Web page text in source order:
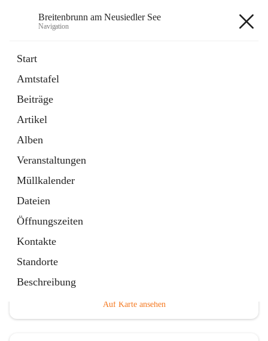
Breitenbrunn am Neusiedler See
Navigation
Start
Amtstafel
Beiträge
Artikel
Alben
Veranstaltungen
Müllkalender
Dateien
Öffnungszeiten
Kontakte
Standorte
Beschreibung
18 Schnellzugriffe
Gemeindeservice
Auf Karte ansehen